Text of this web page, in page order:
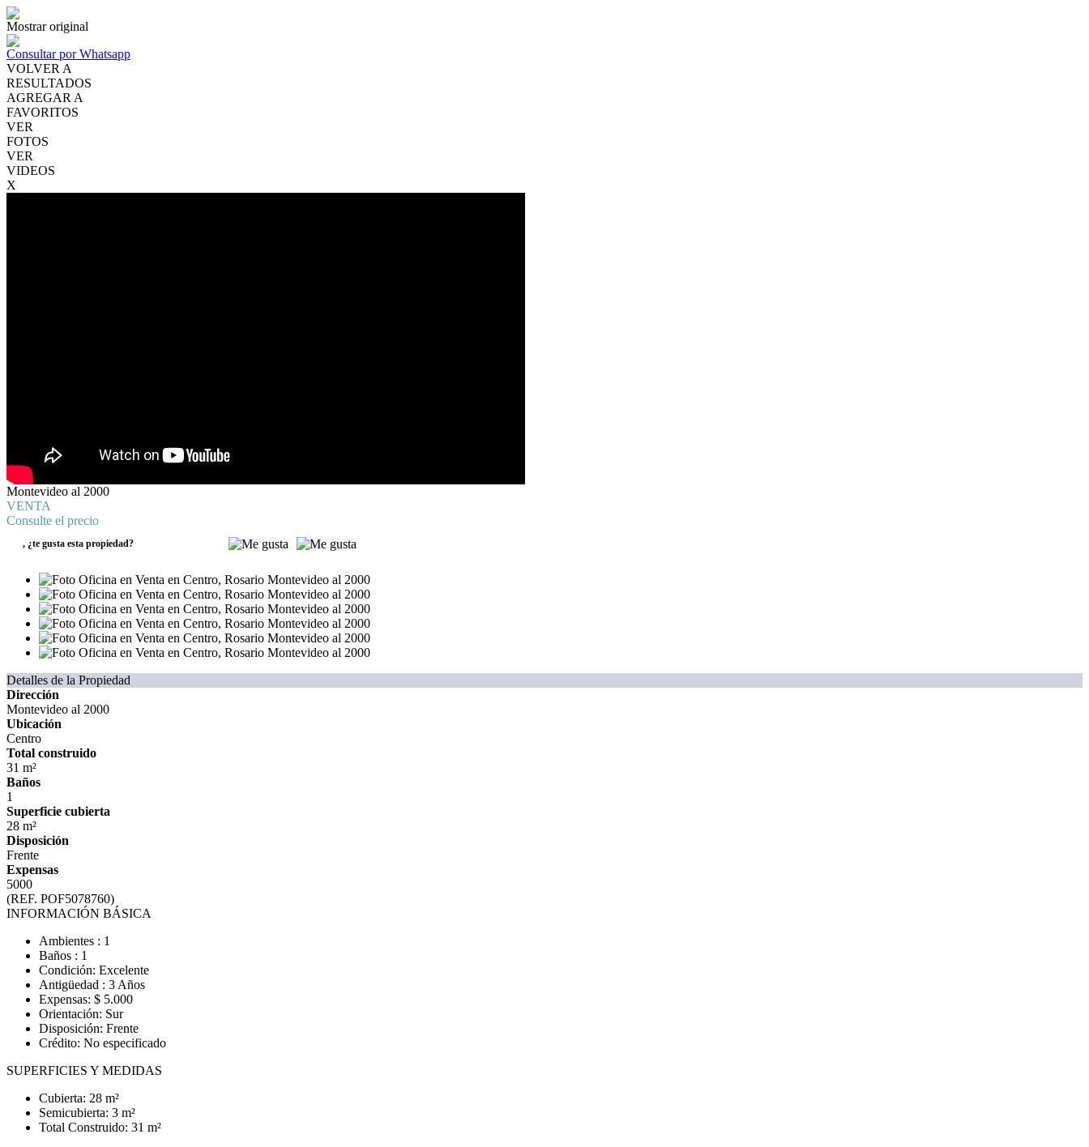
Mostrar original
Consultar por Whatsapp
VOLVER A
RESULTADOS
AGREGAR A
FAVORITOS
VER
FOTOS
VER
VIDEOS
X
Montevideo al 2000
VENTA
Consulte el precio
, ¿te gusta esta propiedad?
Detalles de la Propiedad
Dirección
Montevideo al 2000
Ubicación
Centro
Total construido
31 m²
Baños
1
Superficie cubierta
28 m²
Disposición
Frente
Expensas
5000
(REF. POF5078760)
INFORMACIÓN BÁSICA
Ambientes : 1
Baños : 1
Condición: Excelente
Antigüedad : 3 Años
Expensas: $ 5.000
Orientación: Sur
Disposición: Frente
Crédito: No especificado
SUPERFICIES Y MEDIDAS
Cubierta: 28 m²
Semicubierta: 3 m²
Total Construido: 31 m²